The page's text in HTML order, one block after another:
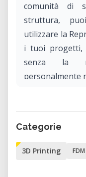
comunità di
struttura,
utilizzare la
i tuoi progetti,
senza la
personalmente
famiglia
Categorie
3D Printing